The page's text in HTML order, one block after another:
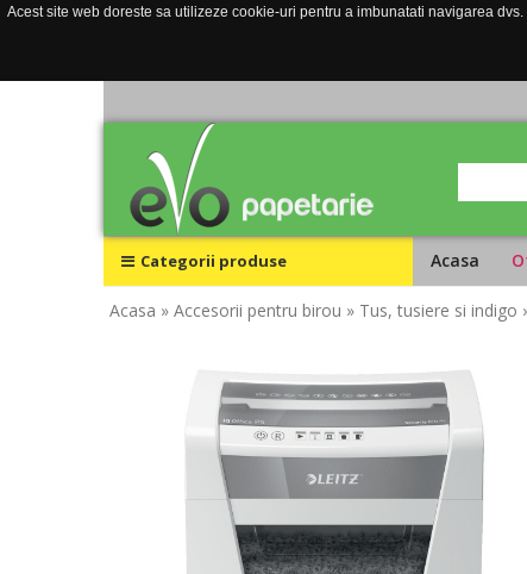
Acest site web doreste sa utilizeze cookie-uri pentru a imbunatati navigarea
Categorii produse Acasa
Acasa » Accesorii pentru birou » Tus, tusiere si indigo